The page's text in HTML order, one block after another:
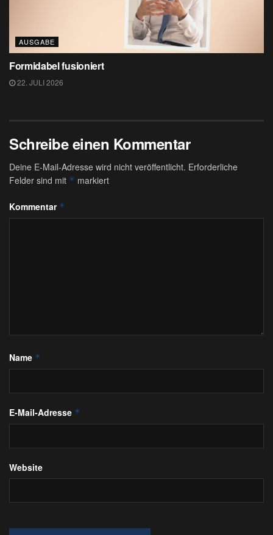
AUSGABE
Formidabel fusioniert
22. JULI 2026
Schreibe einen Kommentar
Deine E-Mail-Adresse wird nicht veröffentlicht. Erforderliche
Felder sind mit * markiert
Kommentar *
Name *
E-Mail-Adresse *
Website